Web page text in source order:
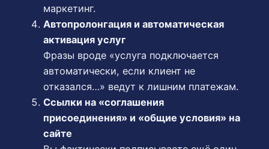
маркетинг.
Автопролонгация и автоматическая
активация услуг
Фразы вроде «услуга подключается
автоматически, если клиент не
отказался…» ведут к лишним платежам.
Ссылки на «соглашения
присоединения» и «общие условия» на
сайте